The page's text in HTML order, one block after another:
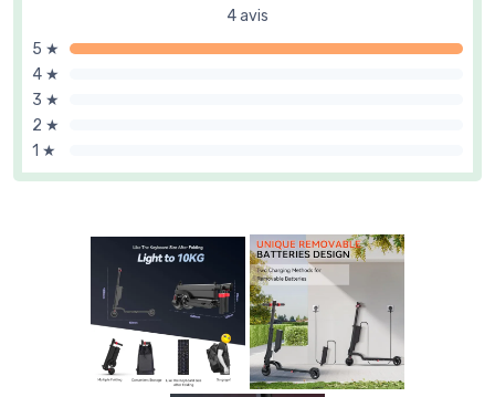
4 avis
5 ★
4 ★
3 ★
2 ★
1 ★